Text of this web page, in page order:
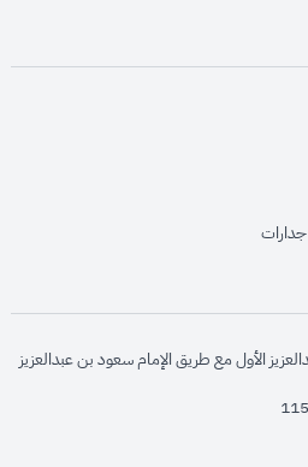
opens in
opens in new window
الأول مع طريق الإمام سعود بن عبدالعزيز